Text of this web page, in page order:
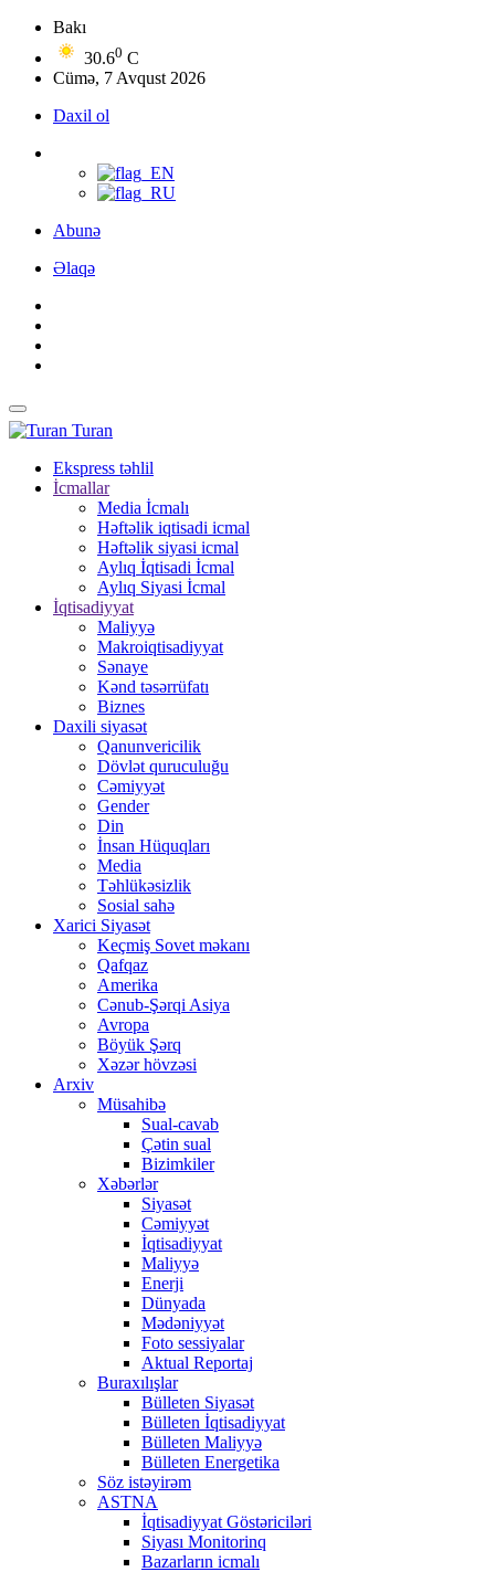
Bakı
30.60 C
Cümə, 7 Avqust 2026
Daxil ol
Abunə
Əlaqə
Turan
Ekspress təhlil
İcmallar
Media İcmalı
Həftəlik iqtisadi icmal
Həftəlik siyasi icmal
Aylıq İqtisadi İcmal
Aylıq Siyasi İcmal
İqtisadiyyat
Maliyyə
Makroiqtisadiyyat
Sənaye
Kənd təsərrüfatı
Biznes
Daxili siyasət
Qanunvericilik
Dövlət quruculuğu
Cəmiyyət
Gender
Din
İnsan Hüquqları
Media
Təhlükəsizlik
Sosial sahə
Xarici Siyasət
Keçmiş Sovet məkanı
Qafqaz
Amerika
Cənub-Şərqi Asiya
Avropa
Böyük Şərq
Xəzər hövzəsi
Arxiv
Müsahibə
Sual-cavab
Çətin sual
Bizimkiler
Xəbərlər
Siyasət
Cəmiyyət
İqtisadiyyat
Maliyyə
Enerji
Dünyada
Mədəniyyət
Foto sessiyalar
Aktual Reportaj
Buraxılışlar
Bülleten Siyasət
Bülleten İqtisadiyyat
Bülleten Maliyyə
Bülleten Energetika
Söz istəyirəm
ASTNA
İqtisadiyyat Göstəriciləri
Siyası Monitorinq
Bazarların icmalı